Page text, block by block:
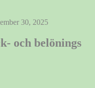
30, 2025
och belönings